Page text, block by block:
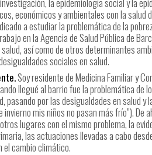
económicos y ambientales con la
a estudiar la problemática de la
en la Agencia de Salud Pública de
así como de otros determinantes
sociales en salud.
Soy residente de Medicina Familiar y
llegué al barrio fue la problemática de
pasando por las desigualdades en salud
invierno mis niños no pasan más frío”).
lugares con el mismo problema, la
las actuaciones llevadas a cabo
cambio climático.